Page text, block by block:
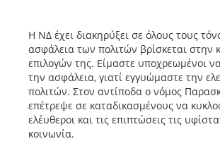
Η ΝΔ έχει διακηρύξει σε όλους τους
ασφάλεια των πολιτών βρίσκεται στην
επιλογών της. Είμαστε υποχρεωμένοι
την ασφάλεια, γιατί εγγυώμαστε την
πολιτών. Στον αντίποδα ο νόμος
επέτρεψε σε καταδικασμένους να
ελέυθεροι και τις επιπτώσεις τις
κοινωνία.